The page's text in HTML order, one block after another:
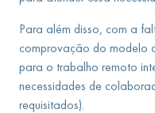
Para além disso, com a
comprovação do modelo
para o trabalho remoto
necessidades de
requisitados).